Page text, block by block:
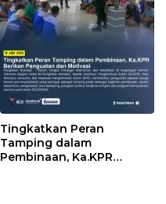
Tingkatkan Peran
Tamping dalam
Pembinaan, Ka.KPR